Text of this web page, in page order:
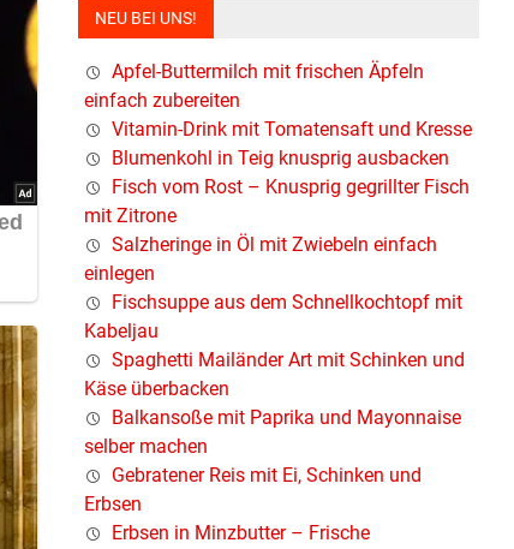
Fall
NEU BEI UNS!
Apfel-Buttermilch mit frischen Äpfeln
einfach zubereiten
Vitamin-Drink mit Tomatensaft und Kresse
Blumenkohl in Teig knusprig ausbacken
Fisch vom Rost – Knusprig gegrillter Fisch
mit Zitrone
Salzheringe in Öl mit Zwiebeln einfach
einlegen
Fischsuppe aus dem Schnellkochtopf mit
Kabeljau
Spaghetti Mailänder Art mit Schinken und
Käse überbacken
Balkansoße mit Paprika und Mayonnaise
selber machen
Gebratener Reis mit Ei, Schinken und
Erbsen
Erbsen in Minzbutter – Frische